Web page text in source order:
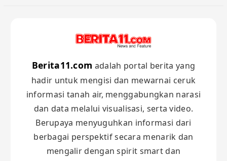
Berita11.com adalah portal berita yang
hadir untuk mengisi dan mewarnai ceruk
informasi tanah air, menggabungkan narasi
dan data melalui visualisasi, serta video.
Berupaya menyuguhkan informasi dari
berbagai perspektif secara menarik dan
mengalir dengan spirit smart dan